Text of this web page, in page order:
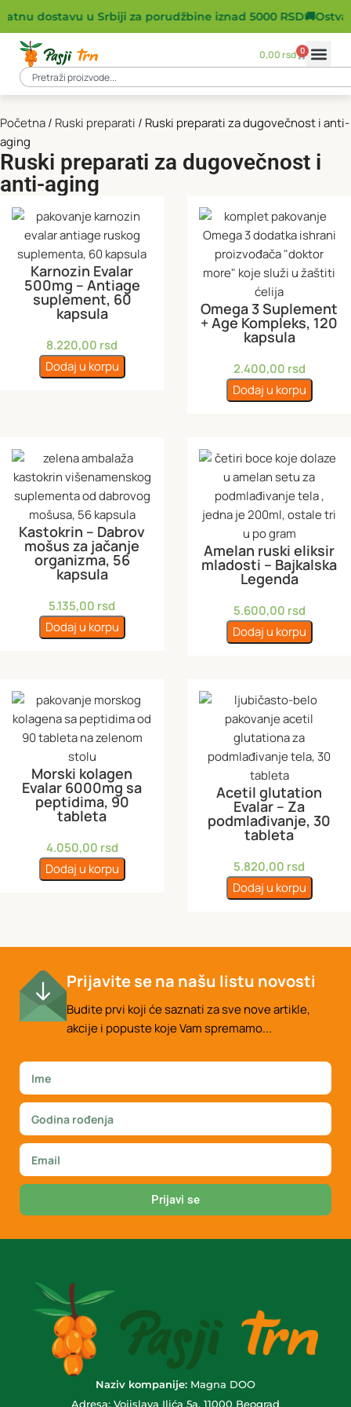
dostavu u Srbiji za porudžbine iznad 5000 RSD🚚
0,00rsd 0
Početna Ruski preparati
Ruski preparati za dugovečnost i anti-
aging
Ruski preparati za dugovečnost i
anti-aging
Karnozin Evalar
500mg – Antiage
suplement, 60
kapsula
8.220,00 rsd
Dodaj u korpu
Omega 3 Suplement
+ Age Kompleks, 120
kapsula
2.400,00 rsd
Dodaj u korpu
Kastokrin – Dabrov
mošus za jačanje
organizma, 56
kapsula
5.135,00 rsd
Dodaj u korpu
Amelan ruski eliksir
mladosti – Bajkalska
Legenda
5.600,00 rsd
Dodaj u korpu
Morski kolagen
Evalar 6000mg sa
peptidima, 90
tableta
4.050,00 rsd
Dodaj u korpu
Acetil glutation
Evalar – Za
podmlađivanje, 30
tableta
5.820,00 rsd
Dodaj u korpu
Prijavite se na našu listu novosti
Budite prvi koji će saznati za sve nove artikle,
akcije i popuste koje Vam spremamo...
Prijavi se
Naziv kompanije:Magna DOO
Adresa: Vojislava Ilića 5a, 11000 Beograd